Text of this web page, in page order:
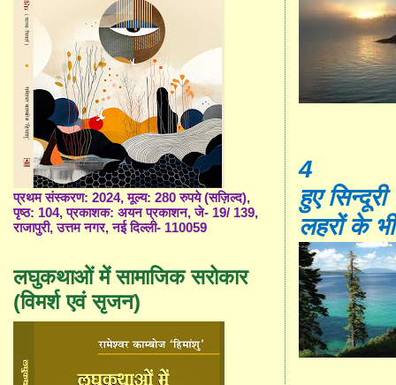
4
हुए सिन्दूरी
लहरों के
प्रथम संस्करण: 2024, मूल्य: 280 रुपये (सज़िल्द),
पृष्ठ: 104, प्रकाशक: अयन प्रकाशन, जे- 19/ 139,
राजापुरी, उत्तम नगर, नई दिल्ली- 110059
लघुकथाओं में सामाजिक सरोकार
(विमर्श एवं सृजन)